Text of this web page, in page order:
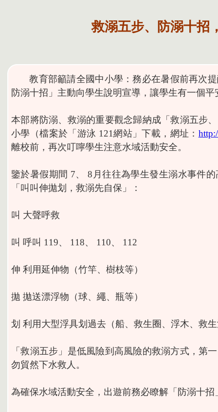
救溺五步、防溺十招
教育部籲請全國中小學：務必在暑假前再次
防溺十招」主動向學生說明宣導，讓學生有一個
本部將防溺、救溺的重要觀念歸納成「救溺五步
小學（檔案於「游泳 121網站」下載，網址：
離校前，再次叮嚀學生注意水域活動安全。
鑒於暑假期間 7、 8月往往為學生發生溺水事件
「叫叫伸拋划，救溺先自保」：
叫 大聲呼救
叫 呼叫 119、 118、 110、 112
伸 利用延伸物（竹竿、樹枝等）
拋 拋送漂浮物（球、繩、瓶等）
划 利用大型浮具划過去（船、救生圈、浮木、救
「救溺五步」是低風險到高風險的救溺方式，第
勿貿然下水救人。
為確保水域活動安全，出遊前務必瞭解「防溺十招